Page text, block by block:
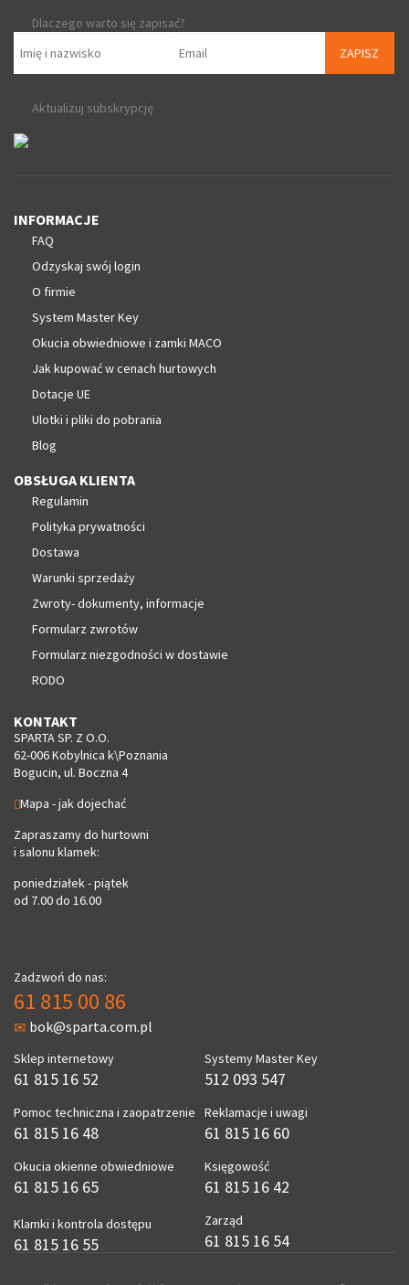
Dlaczego warto się zapisać?
ZAPISZ
Aktualizuj subskrypcję
INFORMACJE
FAQ
Odzyskaj swój login
O firmie
System Master Key
Okucia obwiedniowe i zamki MACO
Jak kupować w cenach hurtowych
Dotacje UE
Ulotki i pliki do pobrania
Blog
OBSŁUGA KLIENTA
Regulamin
Polityka prywatności
Dostawa
Warunki sprzedaży
Zwroty- dokumenty, informacje
Formularz zwrotów
Formularz niezgodności w dostawie
RODO
KONTAKT
SPARTA SP. Z O.O.
62-006 Kobylnica k\Poznania
Bogucin, ul. Boczna 4
Mapa - jak dojechać
Zapraszamy do hurtowni
i salonu klamek:
poniedziałek - piątek
od 7.00 do 16.00
Zadzwoń do nas:
61 815 00 86
bok@sparta.com.pl
Sklep internetowy
61 815 16 52
Pomoc techniczna i zaopatrzenie
61 815 16 48
Okucia okienne obwiedniowe
61 815 16 65
Klamki i kontrola dostępu
61 815 16 55
Systemy Master Key
512 093 547
Reklamacje i uwagi
61 815 16 60
Księgowość
61 815 16 42
Zarząd
61 815 16 54